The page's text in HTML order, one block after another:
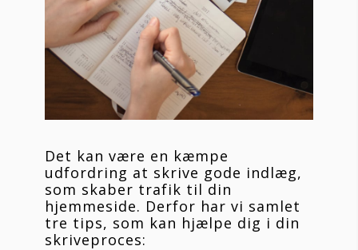
Det kan være en kæmpe
udfordring at skrive gode indlæg,
som skaber trafik til din
hjemmeside. Derfor har vi samlet
tre tips, som kan hjælpe dig i din
skriveproces: